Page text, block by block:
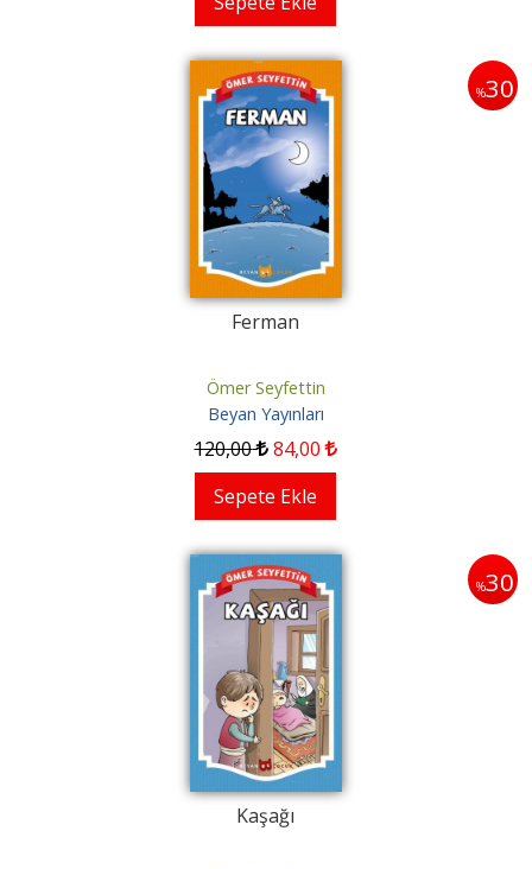
%30
Ferman
Ömer Seyfettin
Beyan Yayınları
120,00 84,00
Sepete Ekle
%30
Kaşağı